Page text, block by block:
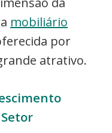
mobiliário
por
atrativo.